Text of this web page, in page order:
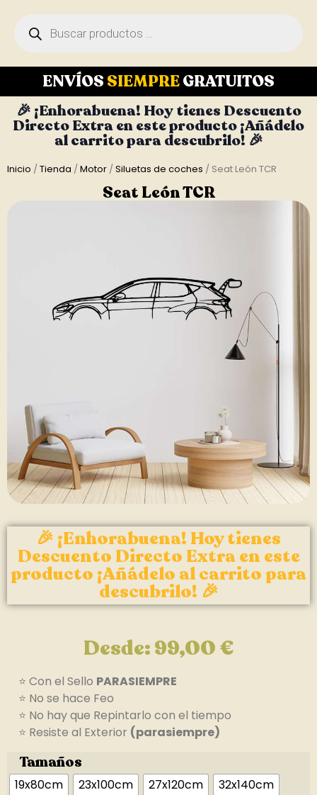
ENVÍOS SIEMPREGRATUITOS
🎉 ¡Enhorabuena! Hoy tienes Descuento
Directo Extra en este producto ¡Añádelo
al carrito para descubrilo! 🎉
Inicio /Tienda /Motor /Siluetas de coches / Seat León TCR
Seat León TCR
🎉 ¡Enhorabuena! Hoy tienes
Descuento Directo Extra en este
producto ¡Añádelo al carrito para
descubrilo! 🎉
Desde:99,00€
⭐ Con el Sello PARASIEMPRE
⭐ No se hace Feo
⭐ No hay que Repintarlo con el tiempo
⭐ Resiste al Exterior (parasiempre)
Tamaños
19x80cm 23x100cm 27x120cm 32x140cm